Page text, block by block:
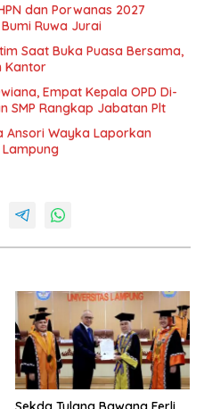
dan Porwanas 2027
Ruwa Jurai
Saat Buka Puasa Bersama,
Kantor
Empat Kepala OPD Di-
SMP Rangkap Jabatan Plt
Ansori Wayka Laporkan